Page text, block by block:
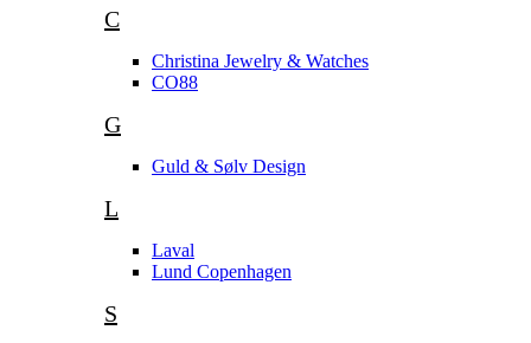
C
Christina Jewelry & Watches
CO88
G
Guld & Sølv Design
L
Laval
Lund Copenhagen
S